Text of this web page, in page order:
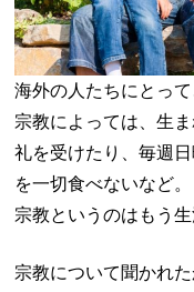
海外の人たちにとっ
宗教によっては、生
礼を受けたり、毎週
を一切食べないなど。
宗教というのはもう
宗教について聞かれ